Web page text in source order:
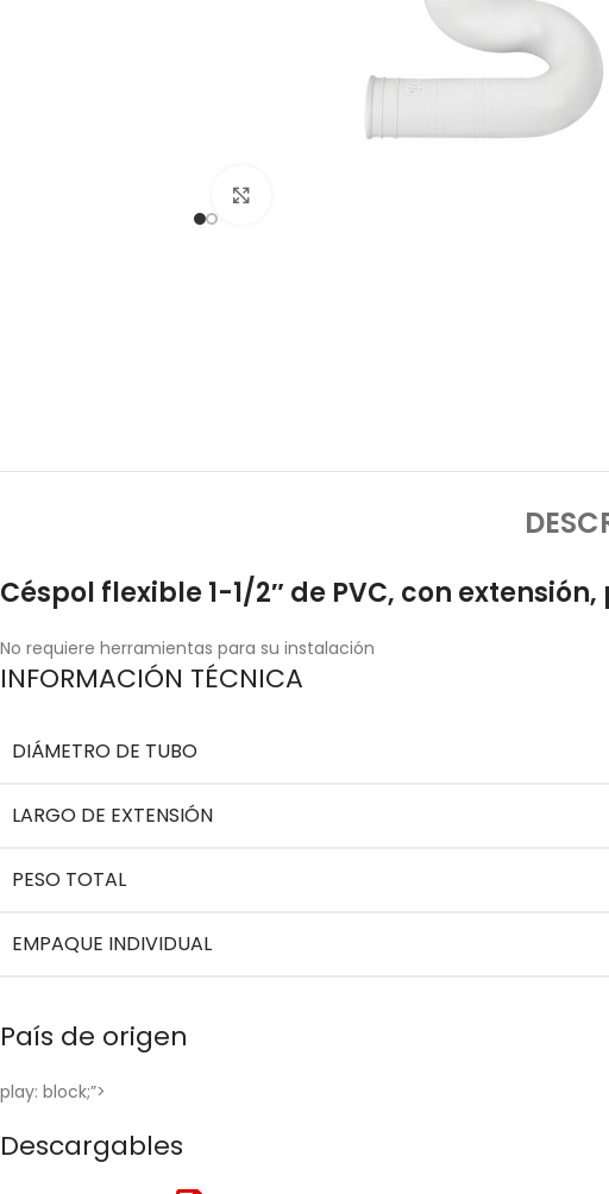
Céspol flexible 1-1/2″ de PVC, con
No requiere herramientas para su instalación
INFORMACIÓN TÉCNICA
DIÁMETRO DE TUBO
LARGO DE EXTENSIÓN
PESO TOTAL
EMPAQUE INDIVIDUAL
País de origen
play: block;”>
Descargables